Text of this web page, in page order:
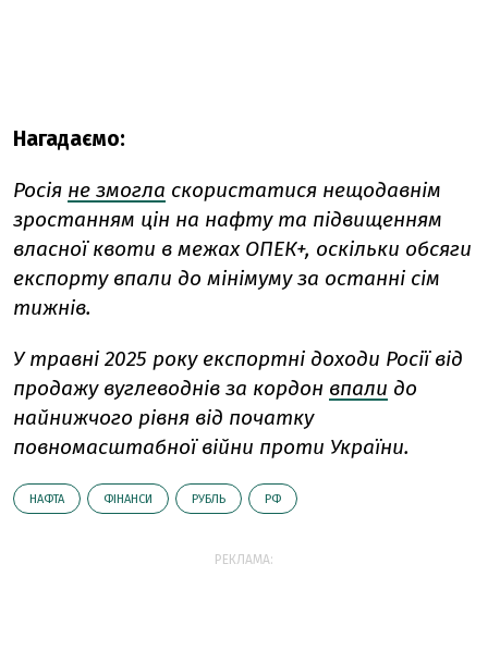
Нагадаємо:
Росія не змогла скористатися нещодавнім
зростанням цін на нафту та підвищенням
власної квоти в межах ОПЕК+, оскільки обсяги
експорту впали до мінімуму за останні сім
тижнів.
У травні 2025 року експортні доходи Росії від
продажу вуглеводнів за кордон впали до
найнижчого рівня від початку
повномасштабної війни проти України.
НАФТА ФІНАНСИ РУБЛЬ РФ
РЕКЛАМА: